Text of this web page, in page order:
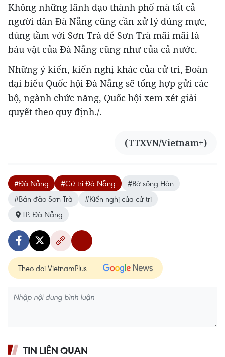
Không những lãnh đạo thành phố mà tất cả
người dân Đà Nẵng cũng cần xử lý đúng mực,
đúng tầm với Sơn Trà để Sơn Trà mãi mãi là
báu vật của Đà Nẵng cũng như của cả nước.
Những ý kiến, kiến nghị khác của cử tri, Đoàn
đại biểu Quốc hội Đà Nẵng sẽ tổng hợp gửi các
bộ, ngành chức năng, Quốc hội xem xét giải
quyết theo quy định./.
(TTXVN/Vietnam+)
#Đà Nẵng #Cử tri Đà Nẵng
#Bờ sông Hàn
#Bán đảo Sơn Trà
#Kiến nghị của cử tri
TP. Đà Nẵng
Theo dõi VietnamPlus
TIN LIÊN QUAN